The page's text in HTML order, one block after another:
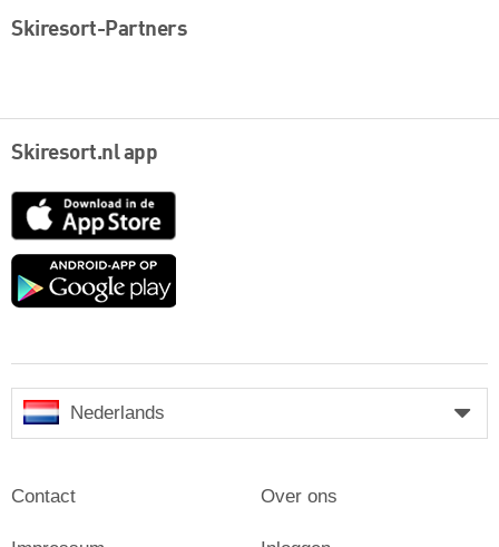
Skiresort-Partners
Skiresort.nl app
App
Google
Nederlands
Contact Over ons